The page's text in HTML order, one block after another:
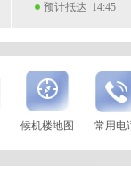
预计抵达 14:45
起飞时间
候机楼地图 常用电